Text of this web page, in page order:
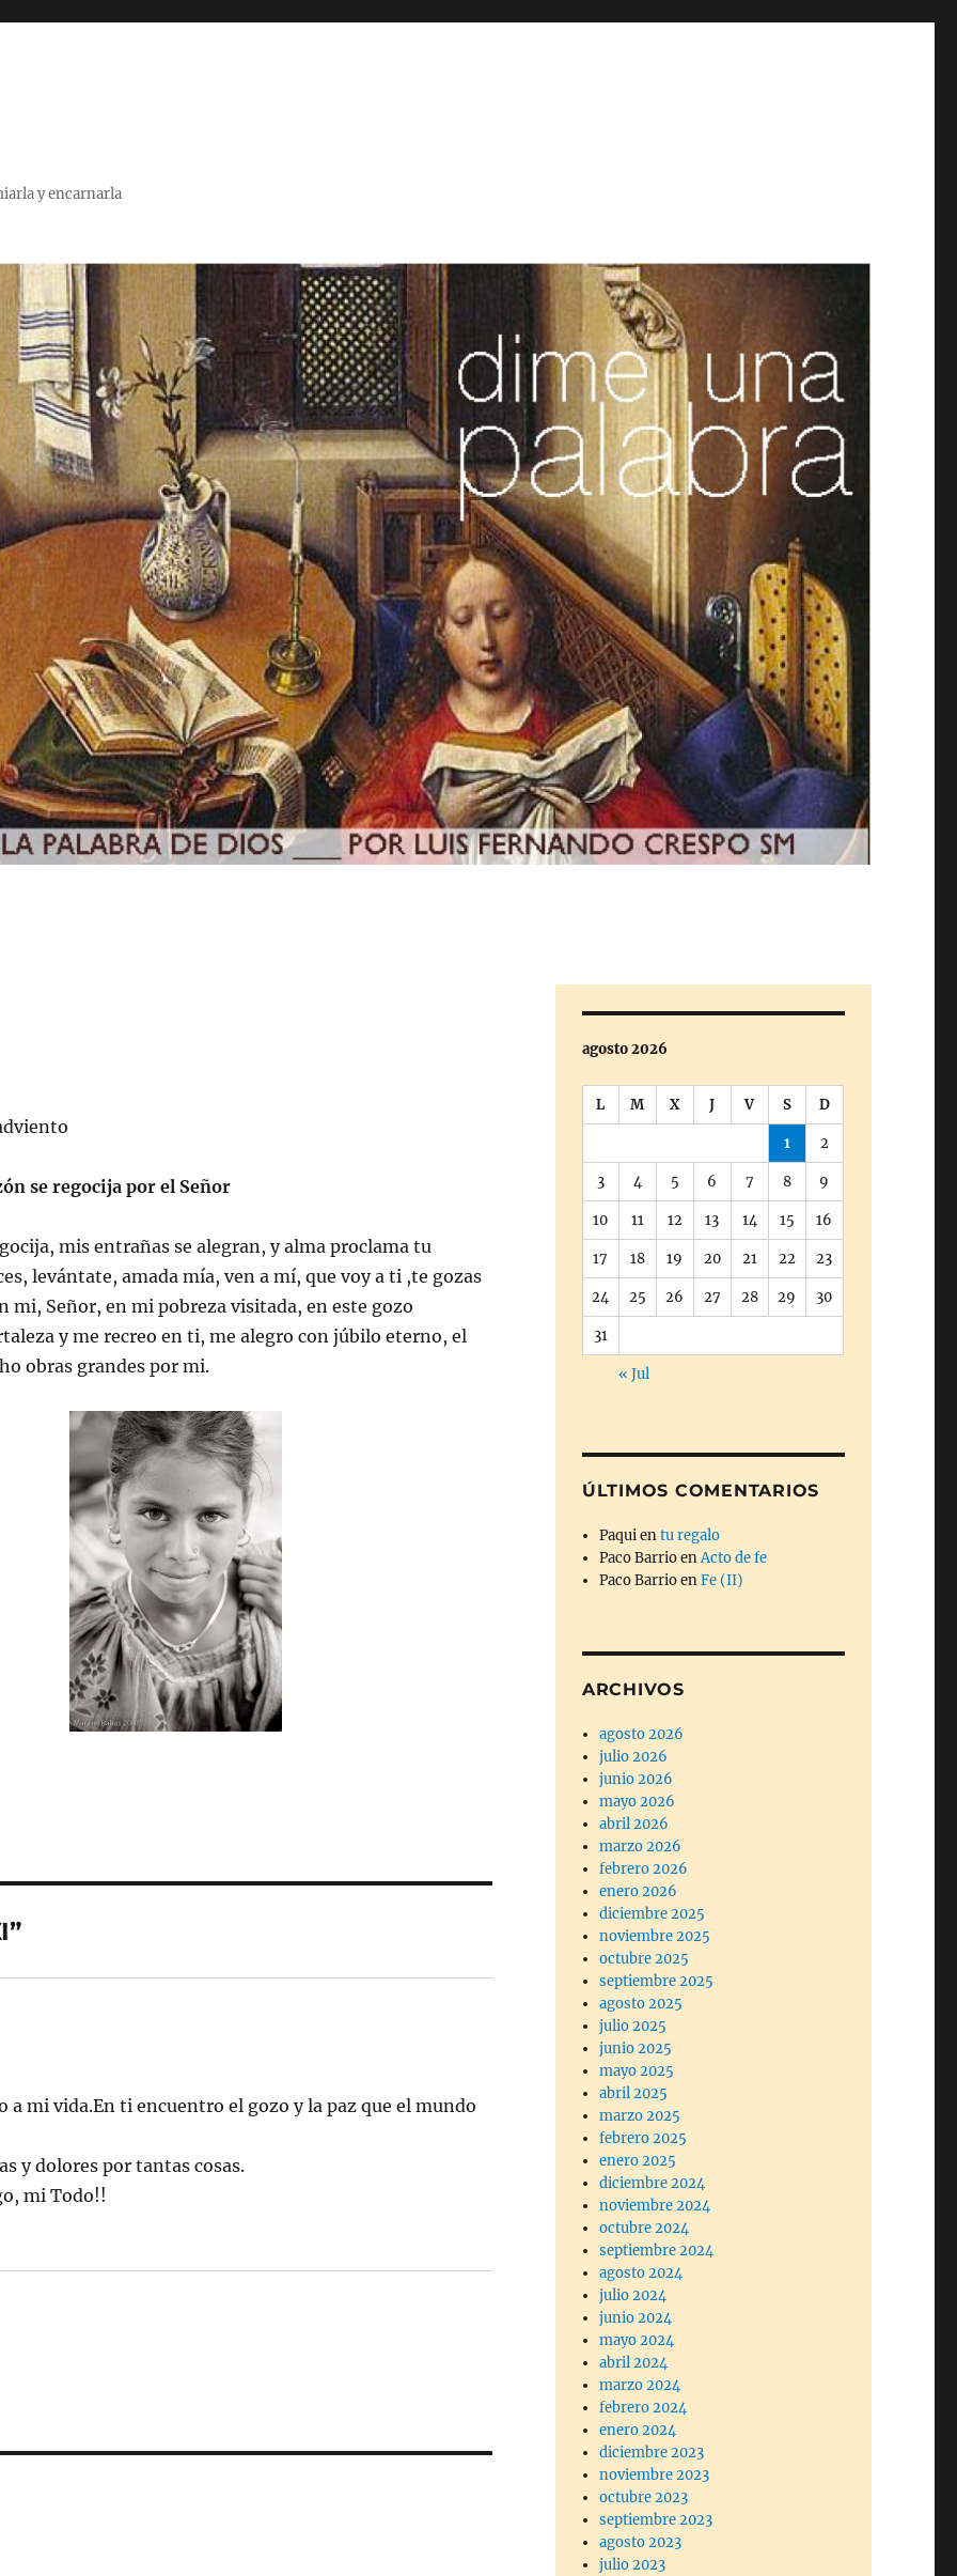
y encarnarla
se regocija por el Señor
mis entrañas se alegran, y alma proclama tu
levántate, amada mía, ven a mí, que voy a ti ,te gozas
mi, Señor, en mi pobreza visitada, en este gozo
y me recreo en ti, me alegro con júbilo eterno, el
obras grandes por mi.
a mi vida.En ti encuentro el gozo y la paz que el mundo
y dolores por tantas cosas.
mi Todo!!
agosto 2026
L M X J V S D
1 2
3 4 5 6 7 8 9
10 11 12 13 14 15 16
17 18 19 20 21 22 23
24 25 26 27 28 29 30
31
« Jul
ÚLTIMOS COMENTARIOS
Paquientu regalo
Paco BarrioenActo de fe
Paco BarrioenFe (II)
ARCHIVOS
agosto 2026
julio 2026
junio 2026
mayo 2026
abril 2026
marzo 2026
febrero 2026
enero 2026
diciembre 2025
noviembre 2025
octubre 2025
septiembre 2025
agosto 2025
julio 2025
junio 2025
mayo 2025
abril 2025
marzo 2025
febrero 2025
enero 2025
diciembre 2024
noviembre 2024
octubre 2024
septiembre 2024
agosto 2024
julio 2024
junio 2024
mayo 2024
abril 2024
marzo 2024
febrero 2024
enero 2024
diciembre 2023
noviembre 2023
octubre 2023
septiembre 2023
agosto 2023
julio 2023